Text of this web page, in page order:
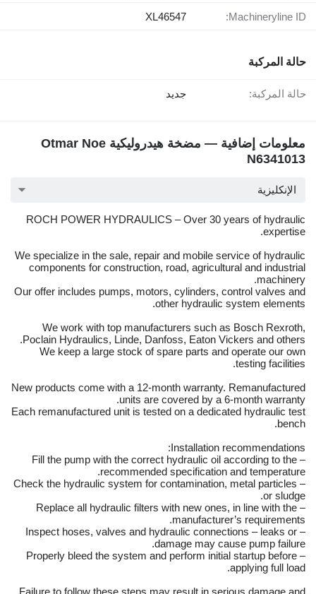
Machineryline ID:
XL46547
حالة المركبة
حالة المركبة: جديد
معلومات إضافية — مضخة هيدروليكية Otmar Noe
N6341013
الإنكليزية
ROCH POWER HYDRAULICS – Over 30 years of hydraulic
expertise.
We specialize in the sale, repair and mobile service of hydraulic
components for construction, road, agricultural and industrial
machinery.
Our offer includes pumps, motors, cylinders, control valves and
other hydraulic system elements.
We work with top manufacturers such as Bosch Rexroth,
Poclain Hydraulics, Linde, Danfoss, Eaton Vickers and others.
We keep a large stock of spare parts and operate our own
testing facilities.
New products come with a 12-month warranty. Remanufactured
units are covered by a 6-month warranty.
Each remanufactured unit is tested on a dedicated hydraulic test
bench.
Installation recommendations:
– Fill the pump with the correct hydraulic oil according to the
recommended specification and temperature.
– Check the hydraulic system for contamination, metal particles
or sludge.
– Replace all hydraulic filters with new ones, in line with the
manufacturer’s requirements.
– Inspect hoses, valves and hydraulic connections – leaks or
damage may cause pump failure.
– Properly bleed the system and perform initial startup before
applying full load.